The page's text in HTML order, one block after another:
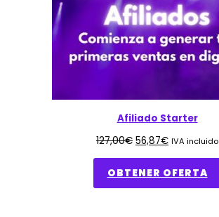
Afiliado Starter
127,00€ 56,87€ IVA incluido
OBTENER OFERTA